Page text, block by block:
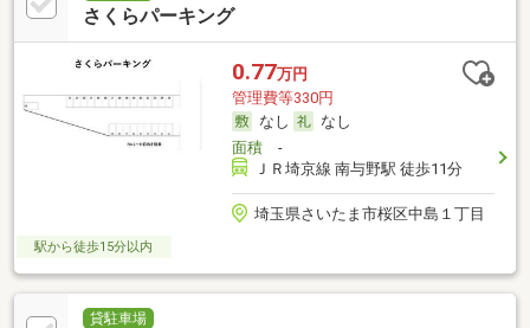
さくらパーキング
0.77万円
管理費等330円
なし
なし
面積-
ＪＲ埼京線 南与野駅 徒歩11分
埼玉県さいたま市桜区中島１丁目
駅から徒歩15分以内
貸駐車場